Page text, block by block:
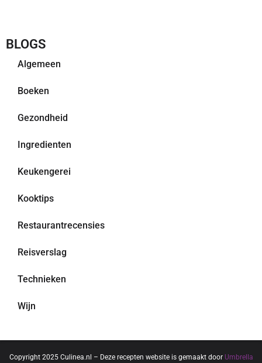
BLOGS
Algemeen
Boeken
Gezondheid
Ingredienten
Keukengerei
Kooktips
Restaurantrecensies
Reisverslag
Technieken
Wijn
Copyright 2025 Culinea.nl – Deze recepten website is gemaakt door Umbrella